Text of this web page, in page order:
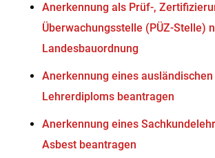
Anerkennung als Prüf-,
Überwachungsstelle (PÜZ-Stelle)
Landesbauordnung
Anerkennung eines ausländischen
Lehrerdiploms beantragen
Anerkennung eines
Asbest beantragen